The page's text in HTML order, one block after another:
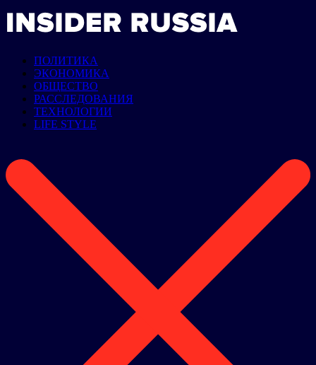
ПОЛИТИКА
ЭКОНОМИКА
ОБЩЕСТВО
РАССЛЕДОВАНИЯ
ТЕХНОЛОГИИ
LIFE STYLE